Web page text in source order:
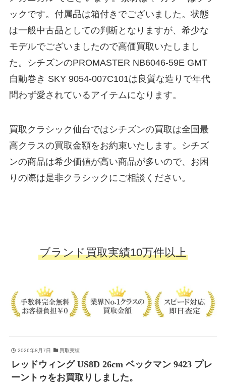
ックです。付属品は箱付きでございました。状態
は一般中古品としての判断となりますが、希少な
モデルでございましたので高価買取いたしまし
た。シチズンのPROMASTER NB6046-59E GMT
自動巻き SKY 9054-007C101は良質な造りで年代
問わず愛されているアイテムになります。
買取クラシック仙台ではシチズンの買取は全国最
高クラスの買取金額をお約束いたします。シチズ
ンの商品は希少価値が高い商品が多いので、お困
りの際は是非クラシックにご相談ください。
ブランド買取実績10万件以上
2026年8月7日 買取実績
レッドウィング US8D 26cm ベックマン 9423 プレ
ーントゥをお買取りしました。